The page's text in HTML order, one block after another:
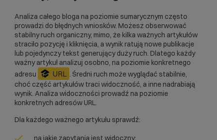
Analiza całego bloga na poziomie sumarycznym często
prowadzi do błędnych wniosków. Możesz obserwować
stabilny ruch organiczny, mimo, że kilka ważnych artykułów
straciło pozycję i kliknięcia, a wynik ratują nowe publikacje
lub pojedynczy tekst generujący duży ruch. Dlatego każdy
ważny artykuł analizuj osobno, na poziomie konkretnego
adresu
URL . Średni ruch może wyglądać stabilnie,
choć część artykułów traci widoczność, a inne nadrabiają
wynik. Analiza widoczności prowadź na poziomie
konkretnych adresów URL.
Dla każdego ważnego artykułu sprawdź:
na jakie zapytania jest widoczny;